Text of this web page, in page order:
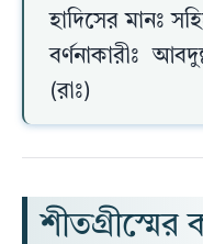
হাদিসের মানঃ
বর্ণনাকারীঃ
(রাঃ)
শীতগ্রীস্মের